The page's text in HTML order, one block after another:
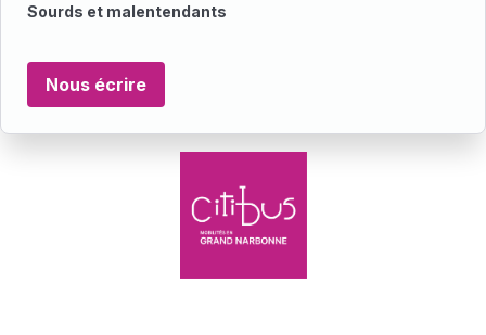
Sourds et malentendants
Nous écrire